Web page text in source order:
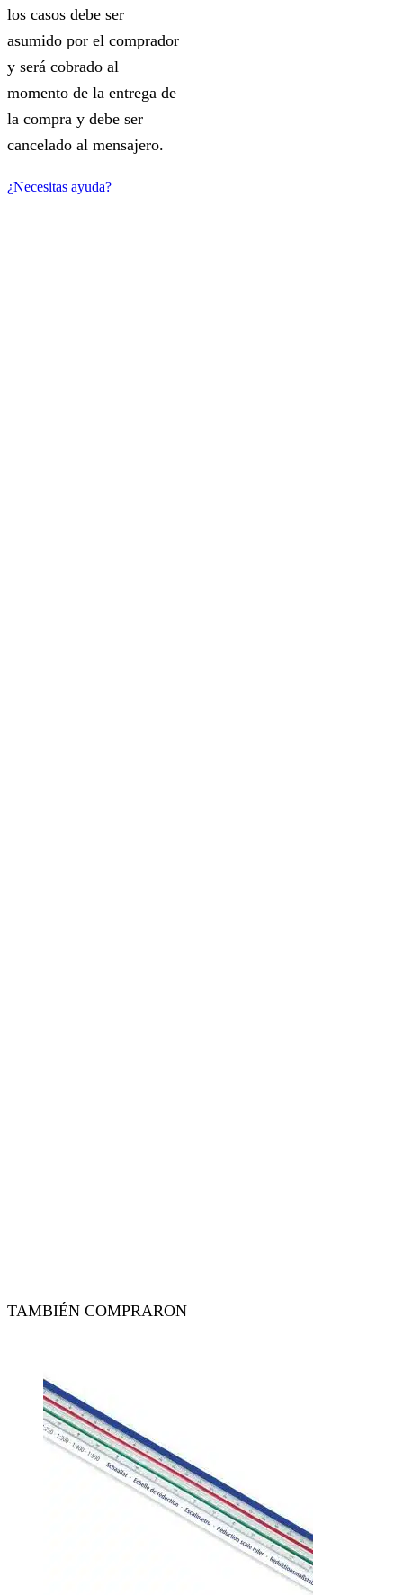
los casos debe ser
asumido por el comprador
y será cobrado al
momento de la entrega de
la compra y debe ser
cancelado al mensajero.
¿Necesitas ayuda?
TAMBIÉN COMPRARON